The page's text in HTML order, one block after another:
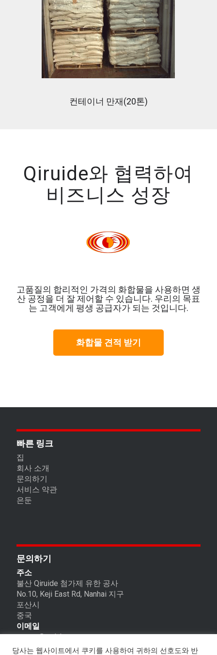
컨테이너 만재(20톤)
Qiruide와 협력하여
비즈니스 성장
고품질의 합리적인 가격의 화합물을 사용하면 생
산 공정을 더 잘 제어할 수 있습니다. 우리의 목표
는 고객에게 평생 공급자가 되는 것입니다.
화합물 견적 받기
빠른 링크
집
회사 소개
문의하기
서비스 약관
은둔
문의하기
주소
불산 Qiruide 첨가제 유한 공사
No.10, Keji East Rd, Nanhai 지구
포산시
중국
이메일
export@qrdchem.com
전화 및 Whatsapp(위챗)
당사는 웹사이트에서 쿠키를 사용하여 귀하의 선호도와 반